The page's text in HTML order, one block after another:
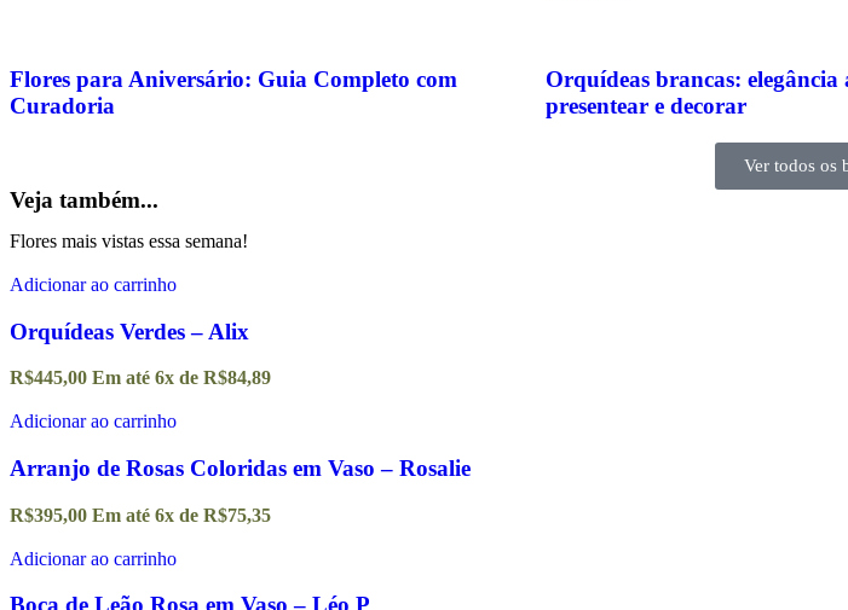
Flores para Aniversário: Guia Completo com
Curadoria
Orquídeas brancas:
presentear e decorar
Ver todos os
Veja também...
Flores mais vistas essa semana!
Adicionar ao carrinho
Orquídeas Verdes – Alix
R$445,00 Em até 6x de R$84,89
Adicionar ao carrinho
Arranjo de Rosas Coloridas em Vaso – Rosalie
R$395,00 Em até 6x de R$75,35
Adicionar ao carrinho